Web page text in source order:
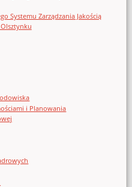
Systemu Zarządzania Jakością
i Planowania